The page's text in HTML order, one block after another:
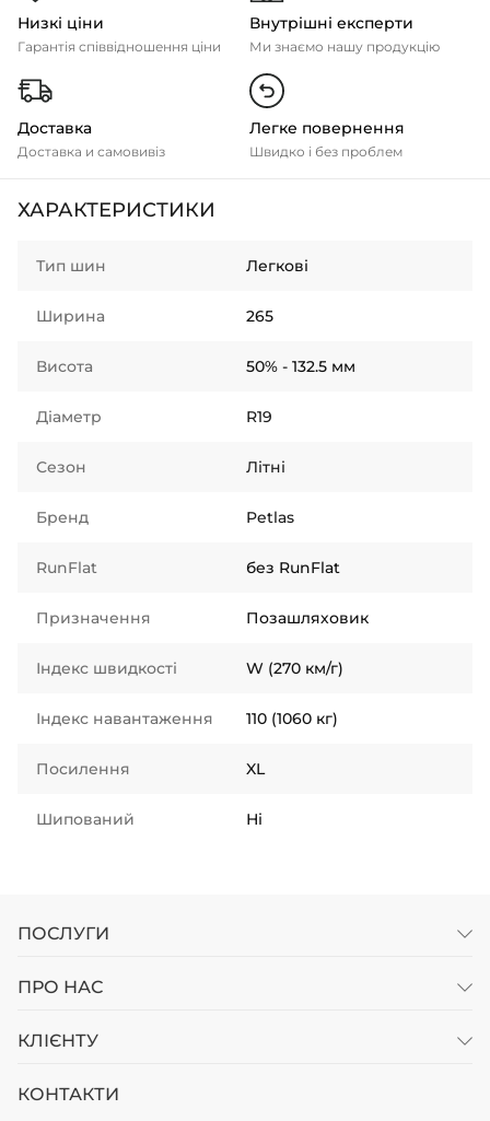
Низкі ціни
Гарантія співвідношення ціни
Внутрішні експерти
Ми знаємо нашу продукцію
Доставка
Доставка и самовивіз
Легке повернення
Швидко і без проблем
ХАРАКТЕРИСТИКИ
Тип шин Легкові
Ширина 265
Висота 50% - 132.5 мм
Діаметр R19
Сезон Літні
Бренд Petlas
RunFlat без RunFlat
Призначення Позашляховик
Індекс швидкості W (270 км/г)
Індекс навантаження 110 (1060 кг)
Посилення XL
Шипований Ні
ПОСЛУГИ
ПРО НАС
КЛІЄНТУ
КОНТАКТИ